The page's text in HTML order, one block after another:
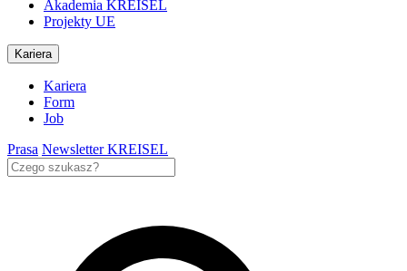
Akademia KREISEL
Projekty UE
Kariera
Kariera
Form
Job
Prasa Newsletter KREISEL